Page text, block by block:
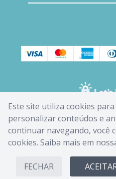
Este site utiliza cookies
personalizar conteúdos e
continuar navegando, você
cookies. Saiba mais em
FECHAR